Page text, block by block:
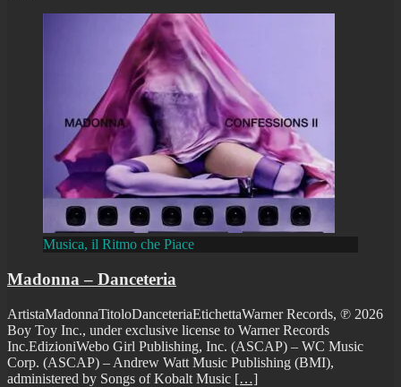
Musica, il Ritmo che Piace
Madonna – Danceteria
ArtistaMadonnaTitoloDanceteriaEtichettaWarner Records, ℗ 2026
Boy Toy Inc., under exclusive license to Warner Records
Inc.EdizioniWebo Girl Publishing, Inc. (ASCAP) – WC Music
Corp. (ASCAP) – Andrew Watt Music Publishing (BMI),
administered by Songs of Kobalt Music […]